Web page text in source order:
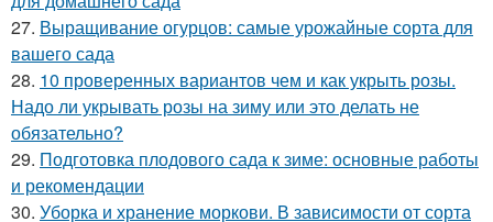
27. Выращивание огурцов: самые урожайные сорта для
вашего сада
28. 10 проверенных вариантов чем и как укрыть розы.
Надо ли укрывать розы на зиму или это делать не
обязательно?
29. Подготовка плодового сада к зиме: основные работы
и рекомендации
30. Уборка и хранение моркови. В зависимости от сорта